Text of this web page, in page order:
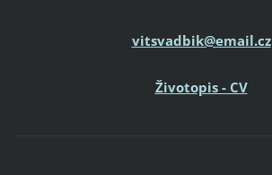
vitsvadbik@email.cz
Životopis - CV